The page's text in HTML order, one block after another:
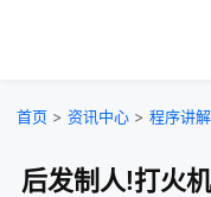
首页 > 资讯中心 > 程序讲解
后发制人!打火